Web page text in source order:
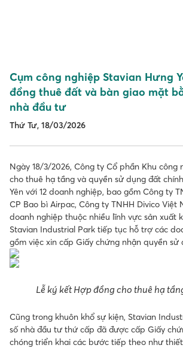
Cụm công nghiệp Stavian Hưng
đồng thuê đất và bàn giao mặt
nhà đầu tư
Thứ Tư, 18/03/2026
Ngày 18/3/2026, Công ty Cổ phần Khu
cho thuê hạ tầng và quyền sử dụng đất
Yên với 12 doanh nghiệp, bao gồm Công ty
CP Bao bì Airpac, Công ty TNHH Divico
doanh nghiệp thuộc nhiều lĩnh vực sản xuất
Stavian Industrial Park tiếp tục hỗ trợ các
gồm việc xin cấp Giấy chứng nhận quyền
Lễ ký kết Hợp đồng cho thuê hạ
Cũng trong khuôn khổ sự kiện, Stavian
số nhà đầu tư thứ cấp đã được cấp Giấy
chóng triển khai các bước tiếp theo như